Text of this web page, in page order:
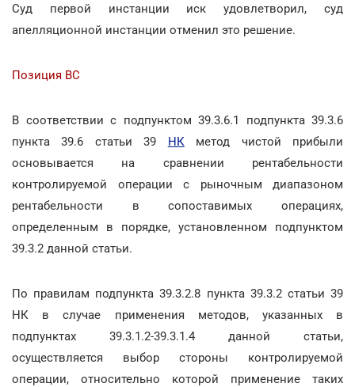
Суд первой инстанции иск удовлетворил, суд
апелляционной инстанции отменил это решение.
Позиция ВС
В соответствии с подпунктом 39.3.6.1 подпункта 39.3.6
пункта 39.6 статьи 39 НКметод чистой прибыли
основывается на сравнении рентабельности
контролируемой операции с рыночным диапазоном
рентабельности в сопоставимых операциях,
определенным в порядке, установленном подпунктом
39.3.2 данной статьи.
По правилам подпункта 39.3.2.8 пункта 39.3.2 статьи 39
НК в случае применения методов, указанных в
подпунктах 39.3.1.2-39.3.1.4 данной статьи,
осуществляется выбор стороны контролируемой
операции, относительно которой применение таких